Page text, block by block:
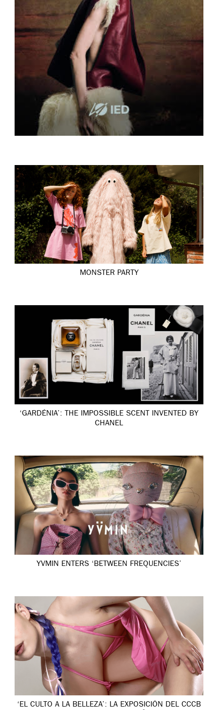
MONSTER PARTY
‘GARDÉNIA’: THE IMPOSSIBLE SCENT INVENTED BY
CHANEL
YVMIN ENTERS ‘BETWEEN FREQUENCIES’
‘EL CULTO A LA BELLEZA’: LA EXPOSICIÓN DEL CCCB